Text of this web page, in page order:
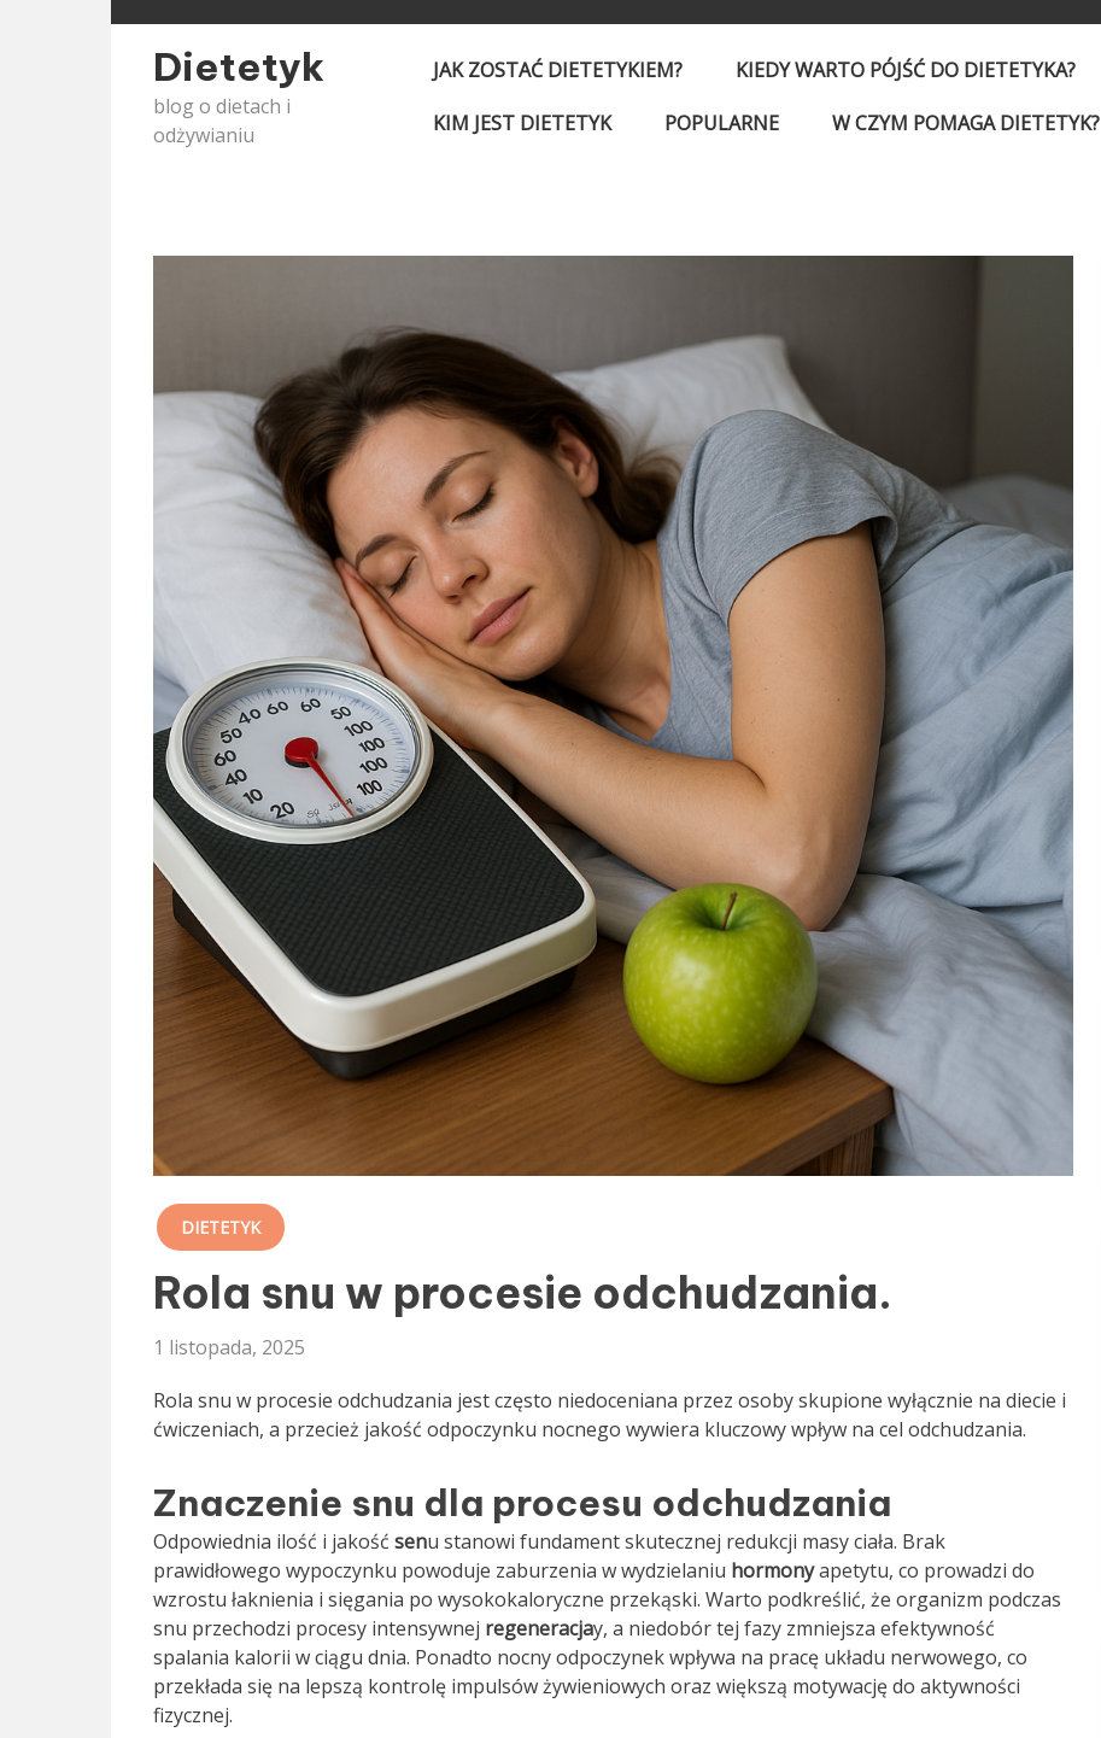
contentDietetyk
blog o dietach i
odżywianiu
JAK ZOSTAĆ DIETETYKIEM?
KIEDY WARTO PÓJŚĆ DO DIETETYKA?
KIM JEST DIETETYK
POPULARNE W CZYM POMAGA DIETETYK?
DIETETYK
Rola snu w procesie odchudzania.
1 listopada, 2025
Rola snu w procesie odchudzania jest często niedoceniana przez osoby skupione wyłącznie na diecie i
ćwiczeniach, a przecież jakość odpoczynku nocnego wywiera kluczowy wpływ na cel odchudzania.
Znaczenie snu dla procesu odchudzania
Odpowiednia ilość i jakość senu stanowi fundament skutecznej redukcji masy ciała. Brak
prawidłowego wypoczynku powoduje zaburzenia w wydzielaniu hormonyapetytu, co prowadzi do
wzrostu łaknienia i sięgania po wysokokaloryczne przekąski. Warto podkreślić, że organizm podczas
snu przechodzi procesy intensywnej regeneracjay, a niedobór tej fazy zmniejsza efektywność
spalania kalorii w ciągu dnia. Ponadto nocny odpoczynek wpływa na pracę układu nerwowego, co
przekłada się na lepszą kontrolę impulsów żywieniowych oraz większą motywację do aktywności
fizycznej.